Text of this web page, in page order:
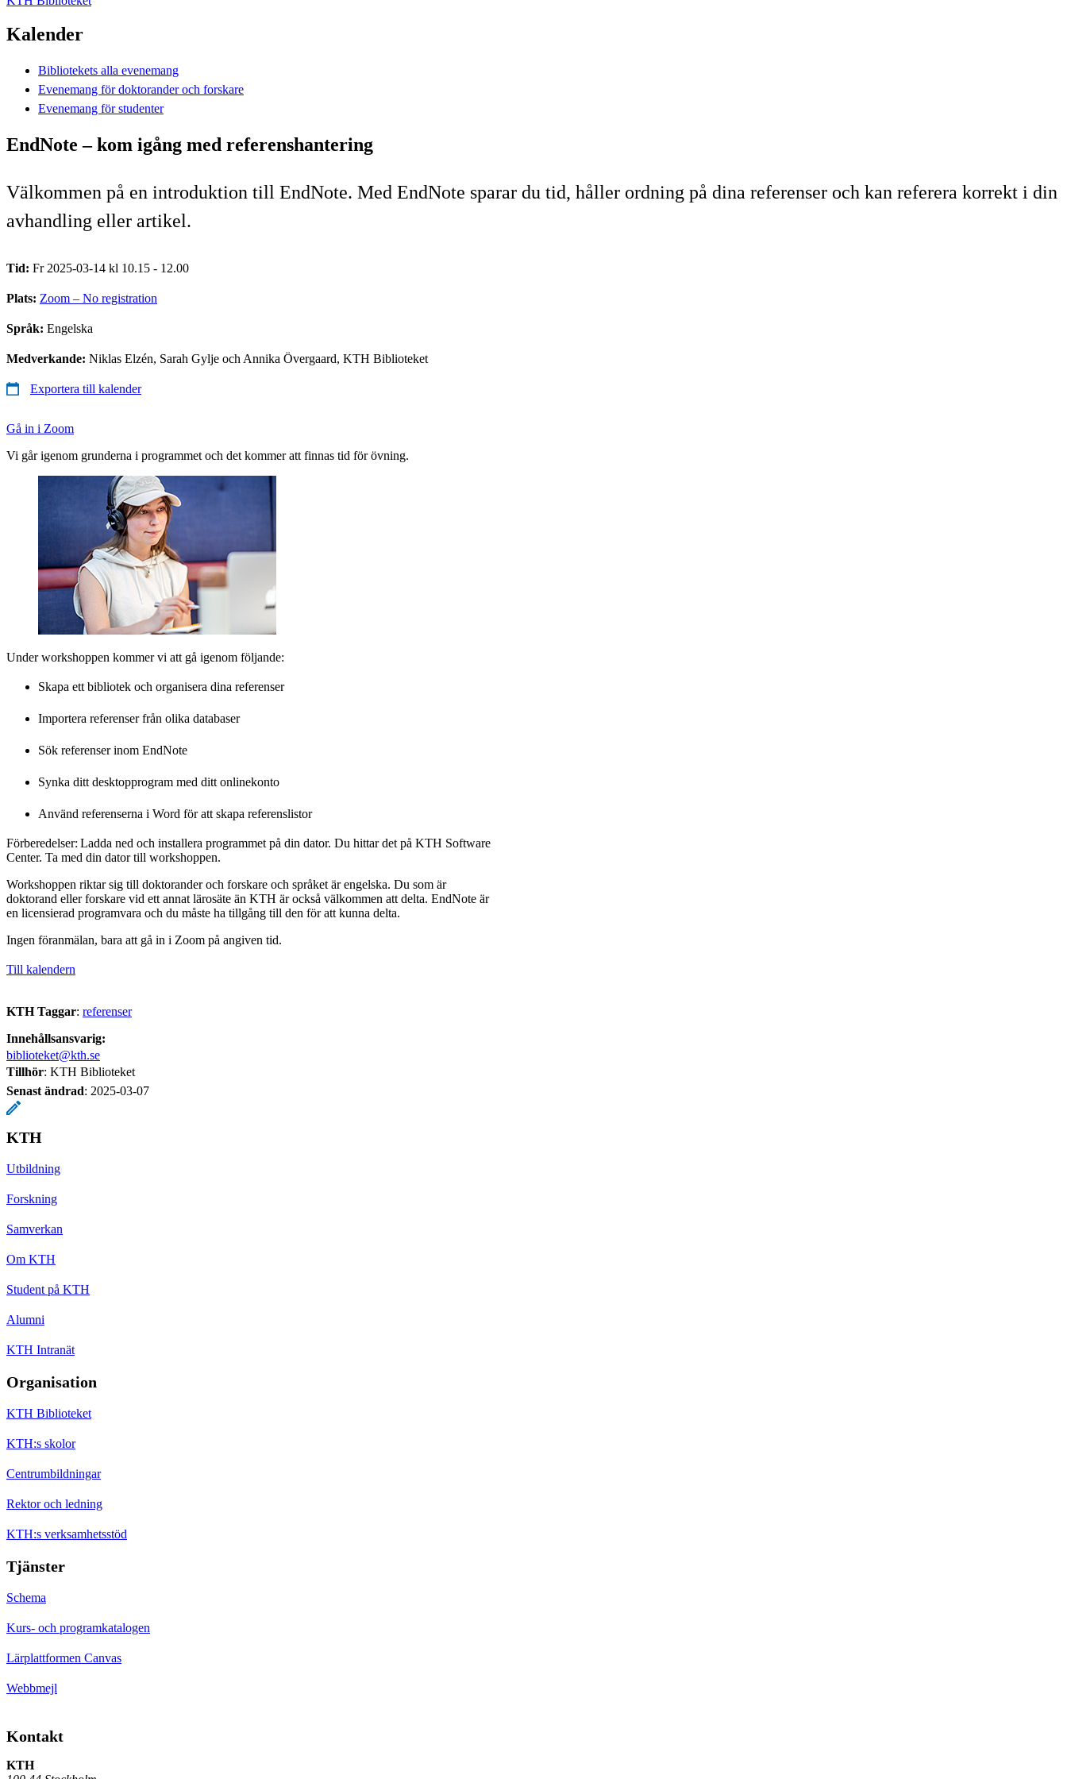
Kalender
Bibliotekets alla evenemang
Evenemang för doktorander och forskare
Evenemang för studenter
EndNote – kom igång med referenshantering
Välkommen på en introduktion till EndNote. Med EndNote sparar du tid, håller ordning på dina referenser och kan referera korrekt i din
avhandling eller artikel.
Tid: Fr 2025-03-14 kl 10.15 - 12.00
Plats: Zoom – No registration
Språk: Engelska
Medverkande: Niklas Elzén, Sarah Gylje och Annika Övergaard, KTH Biblioteket
Exportera till kalender
Gå in i Zoom
Vi går igenom grunderna i programmet och det kommer att finnas tid för övning.
Under workshoppen kommer vi att gå igenom följande:
Skapa ett bibliotek och organisera dina referenser
Importera referenser från olika databaser
Sök referenser inom EndNote
Synka ditt desktopprogram med ditt onlinekonto
Använd referenserna i Word för att skapa referenslistor
Förberedelser: Ladda ned och installera programmet på din dator. Du hittar det på KTH Software
Center. Ta med din dator till workshoppen.
Workshoppen riktar sig till doktorander och forskare och språket är engelska. Du som är
doktorand eller forskare vid ett annat lärosäte än KTH är också välkommen att delta. EndNote är
en licensierad programvara och du måste ha tillgång till den för att kunna delta.
Ingen föranmälan, bara att gå in i Zoom på angiven tid.
Till kalendern
KTH Taggar: referenser
Innehållsansvarig:
biblioteket@kth.se
Tillhör: KTH Biblioteket
Senast ändrad: 2025-03-07
KTH
Utbildning
Forskning
Samverkan
Om KTH
Student på KTH
Alumni
KTH Intranät
Organisation
KTH Biblioteket
KTH:s skolor
Centrumbildningar
Rektor och ledning
KTH:s verksamhetsstöd
Tjänster
Schema
Kurs- och programkatalogen
Lärplattformen Canvas
Webbmejl
Kontakt
KTH